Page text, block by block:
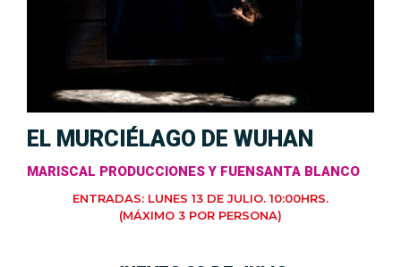
EL MURCIÉLAGO DE WUHAN
MARISCAL PRODUCCIONES Y FUENSANTA BLANCO
ENTRADAS: LUNES 13 DE JULIO. 10:00HRS.
(MÁXIMO 3 POR PERSONA)